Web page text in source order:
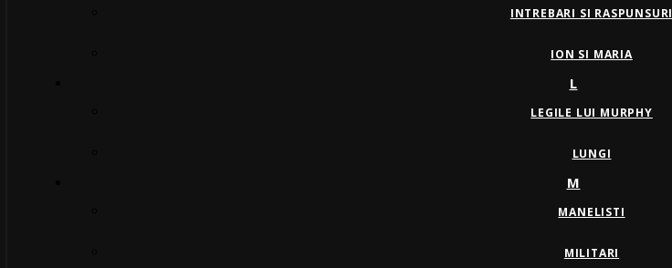
INTREBARI SI RASPUNSURI
ION SI MARIA
L
LEGILE LUI MURPHY
LUNGI
M
MANELISTI
MILITARI